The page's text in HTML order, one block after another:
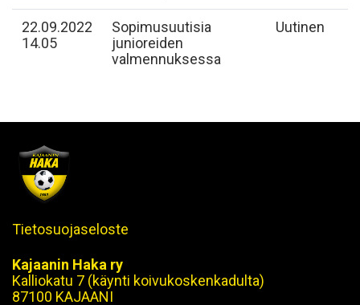
22.09.2022
14.05
Sopimusuutisia
junioreiden
valmennuksessa
Uutinen
Tietosuojaseloste
Kajaanin Haka ry
Kalliokatu 7 (käynti koivukoskenkadulta)
87100 KAJAANI